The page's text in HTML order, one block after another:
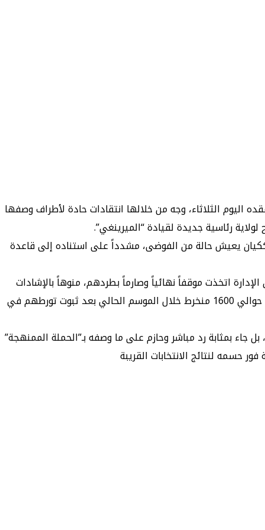
اليوم الثلاثاء، وجه من خلالها انتقادات حادة لأطراف وصفها
رئاسية جديدة لقيادة “الميرينغي”.
ككيان يعيش حالة من الفوضى، مشدداً على استناده إلى قاعدة
اتخذت موقفاً نهائياً وصارماً بطردهم، منوهاً بالإشادات
الدولية التي تلقاها النادي جراء نجاحه في تنقية بيئته الرياضية من العناصر العنيفة، كما كشف عن حملة تطهير داخلية شملت طرد حوالي 1600 منخرط خلال الموسم الحالي بعد ثبوت تورطهم في
جاء بمثابة رد مباشر وحازم على ما وصفه بـ”الحملة الممنهجة”
حسمه لنتائج الانتخابات القريبة